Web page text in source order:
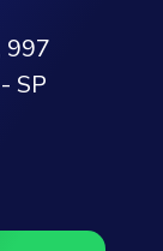
997
SP